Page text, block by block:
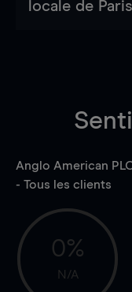
locale de Paris
Anglo American
- Tous les clients
0%
N/A